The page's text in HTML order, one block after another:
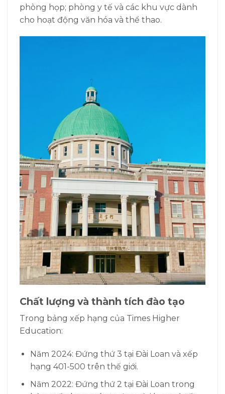
phòng họp; phòng y tế và các khu vực dành
cho hoạt động văn hóa và thể thao.
Chất lượng và thành tích đào tạo
Trong bảng xếp hạng của Times Higher
Education:
Năm 2024: Đứng thứ 3 tại Đài Loan và xếp
hạng 401-500 trên thế giới.
Năm 2022: Đứng thứ 2 tại Đài Loan trong